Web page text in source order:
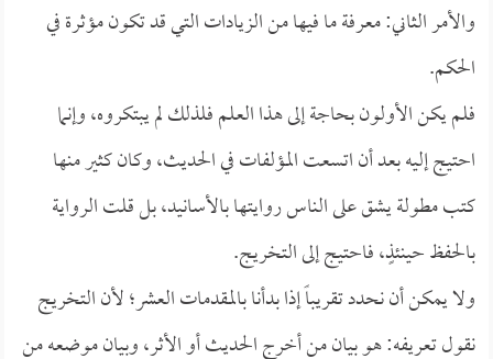
والأمر الثاني: معرفة ما فيها من الزيادات التي قد تكون مؤثرة في
الحكم.
فلم يكن الأولون بحاجة إلى هذا العلم فلذلك لم يبتكروه، وإنما
احتيج إليه بعد أن اتسعت المؤلفات في الحديث، وكان كثير منها
كتب مطولة يشق على الناس روايتها بالأسانيد، بل قلت الرواية
بالحفظ حينئذٍ، فاحتيج إلى التخريج.
ولا يمكن أن نحدد تقريباً إذا بدأنا بالمقدمات العشر؛ لأن التخريج
نقول تعريفه: هو بيان من أخرج الحديث أو الأثر، وبيان موضعه من